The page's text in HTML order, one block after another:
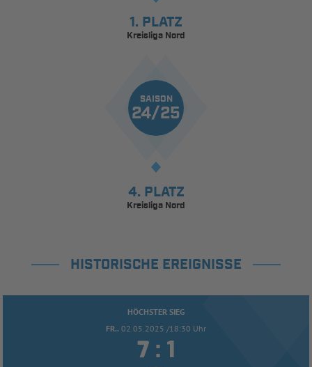
1. PLATZ
Kreisliga Nord
SAISON
24/25
4. PLATZ
Kreisliga Nord
HISTORISCHE EREIGNISSE
HÖCHSTER SIEG
FR.. 02.05.2025 /18:30 Uhr
 : 